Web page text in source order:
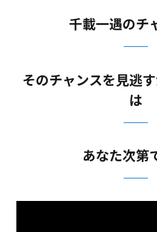
千載一遇のチ
そのチャンスを見逃
は
あなた次第